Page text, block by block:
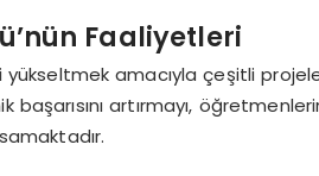
Faaliyetleri
yükseltmek amacıyla çeşitli
artırmayı,